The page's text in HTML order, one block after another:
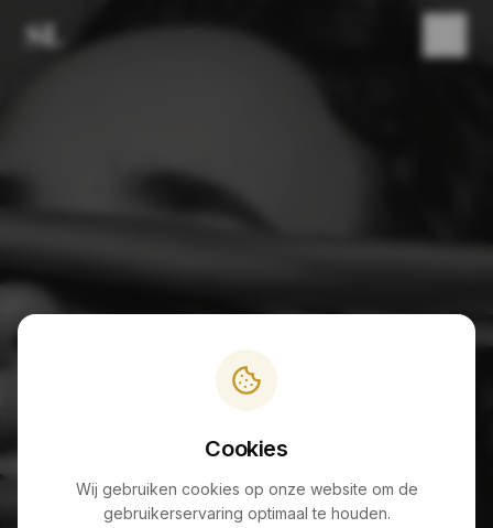
404
Sorry, de pagina die je zoekt bestaat niet of is
Cookies
Wij gebruiken cookies op onze website om de
gebruikerservaring optimaal te houden.